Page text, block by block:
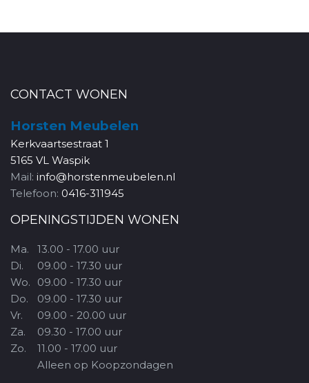
CONTACT WONEN
Horsten Meubelen
Kerkvaartsestraat 1
5165 VL Waspik
Mail: info@horstenmeubelen.nl
Telefoon: 0416-311945
OPENINGSTIJDEN WONEN
Ma.
Di.
Wo.
Do.
Vr.
Za.
Zo.
13.00 - 17.00 uur
09.00 - 17.30 uur
09.00 - 17.30 uur
09.00 - 17.30 uur
09.00 - 20.00 uur
09.30 - 17.00 uur
11.00 - 17.00 uur
Alleen op Koopzondagen